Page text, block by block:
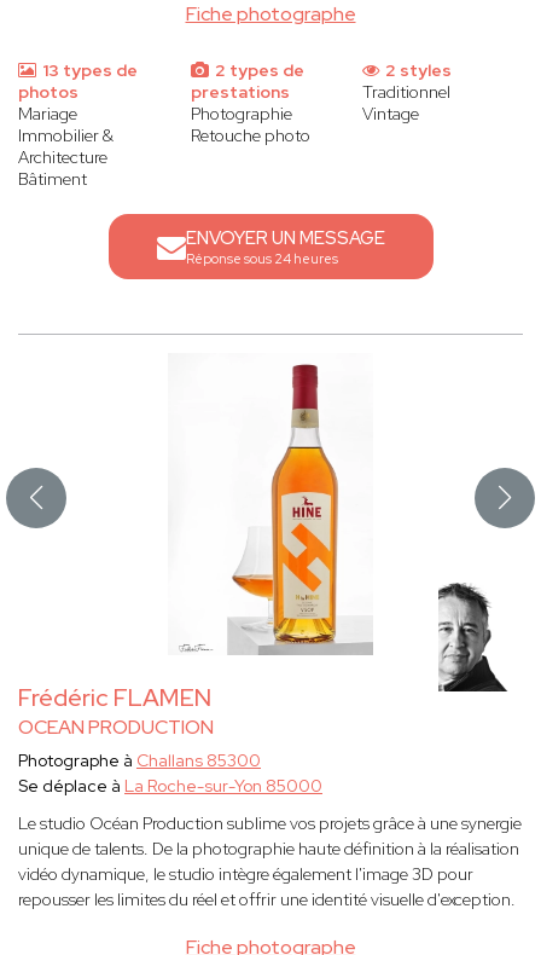
Fiche photographe
13 types de
photos
Mariage
Immobilier &
Architecture
Bâtiment
2 types de
prestations
Photographie
Retouche photo
2 styles
Traditionnel
Vintage
ENVOYER UN MESSAGE
Réponse sous 24 heures
Frédéric FLAMEN
OCEAN PRODUCTION
Fiche photographe
Photographe à Challans 85300
Se déplace à La Roche-sur-Yon 85000
Le studio Océan Production sublime vos projets grâce à une synergie
unique de talents. De la photographie haute définition à la réalisation
vidéo dynamique, le studio intègre également l'image 3D pour
repousser les limites du réel et offrir une identité visuelle d'exception.